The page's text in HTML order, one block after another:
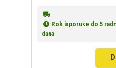
Rok isporuke do 5
dana